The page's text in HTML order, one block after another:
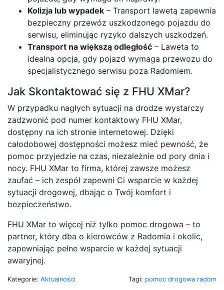
Kolizja lub wypadek – Transport lawetą zapewnia
bezpieczny przewóz uszkodzonego pojazdu do
serwisu, eliminując ryzyko dalszych uszkodzeń.
Transport na większą odległość – Laweta to
idealna opcja, gdy pojazd wymaga przewozu do
specjalistycznego serwisu poza Radomiem.
Jak Skontaktować się z FHU XMar?
W przypadku nagłych sytuacji na drodze wystarczy
zadzwonić pod numer kontaktowy FHU XMar,
dostępny na ich stronie internetowej. Dzięki
całodobowej dostępności możesz mieć pewność, że
pomoc przyjedzie na czas, niezależnie od pory dnia i
nocy. FHU XMar to firma, której zawsze możesz
zaufać – ich zespół zapewni Ci wsparcie w każdej
sytuacji drogowej, dbając o Twój komfort i
bezpieczeństwo.
FHU XMar to więcej niż tylko pomoc drogowa – to
partner, który dba o kierowców z Radomia i okolic,
zapewniając pełne wsparcie w każdej sytuacji
awaryjnej.
Kategorie: Aktualności Tagi: pomoc drogowa radom